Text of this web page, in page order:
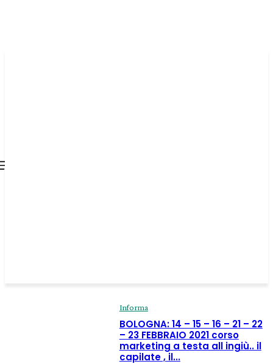
Informa
BOLOGNA: 14 – 15 – 16 – 21 – 22
– 23 FEBBRAIO 2021 corso
marketing a testa all ingiù.. il
capilate , il...